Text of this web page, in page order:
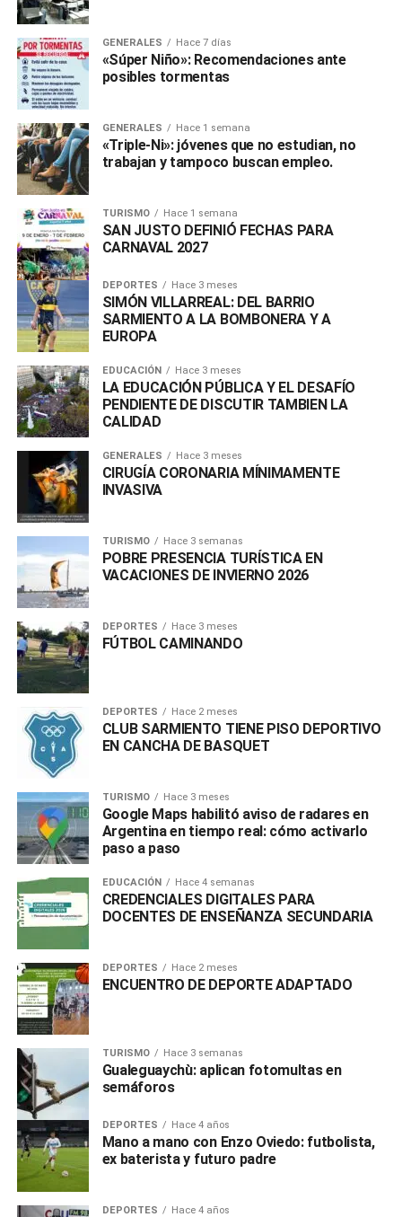
GENERALES Hace 7 días
«Súper Niño»: Recomendaciones ante
posibles tormentas
GENERALES Hace 1 semana
«Triple-Ni»: jóvenes que no estudian, no
trabajan y tampoco buscan empleo.
TURISMO Hace 1 semana
SAN JUSTO DEFINIÓ FECHAS PARA
CARNAVAL 2027
DEPORTES Hace 3 meses
SIMÓN VILLARREAL: DEL BARRIO
SARMIENTO A LA BOMBONERA Y A
EUROPA
EDUCACIÓN Hace 3 meses
LA EDUCACIÓN PÚBLICA Y EL DESAFÍO
PENDIENTE DE DISCUTIR TAMBIEN LA
CALIDAD
GENERALES Hace 3 meses
CIRUGÍA CORONARIA MÍNIMAMENTE
INVASIVA
TURISMO Hace 3 semanas
POBRE PRESENCIA TURÍSTICA EN
VACACIONES DE INVIERNO 2026
DEPORTES Hace 3 meses
FÚTBOL CAMINANDO
DEPORTES Hace 2 meses
CLUB SARMIENTO TIENE PISO DEPORTIVO
EN CANCHA DE BASQUET
TURISMO Hace 3 meses
Google Maps habilitó aviso de radares en
Argentina en tiempo real: cómo activarlo
paso a paso
EDUCACIÓN Hace 4 semanas
CREDENCIALES DIGITALES PARA
DOCENTES DE ENSEÑANZA SECUNDARIA
DEPORTES Hace 2 meses
ENCUENTRO DE DEPORTE ADAPTADO
TURISMO Hace 3 semanas
Gualeguaychù: aplican fotomultas en
semáforos
DEPORTES Hace 4 años
Mano a mano con Enzo Oviedo: futbolista,
ex baterista y futuro padre
DEPORTES Hace 4 años